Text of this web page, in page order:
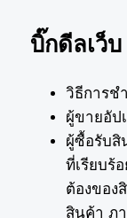
บิ๊กดีลเว็บ
วิธีการช
ผู้ขายอัป
ผู้ซื้อรับสิ
ที่เรียบร้
ต้องของ
สินค้า ภา